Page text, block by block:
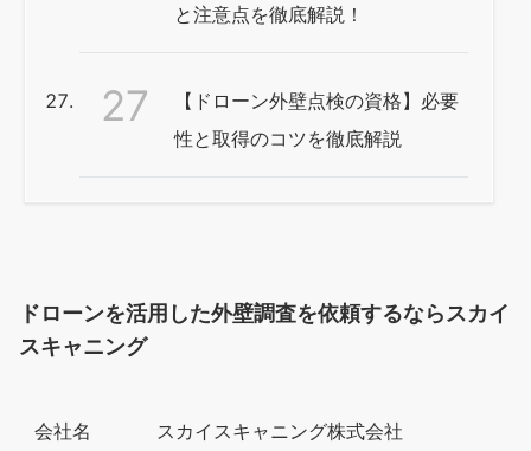
と注意点を徹底解説！
【ドローン外壁点検の資格】必要
性と取得のコツを徹底解説
ドローンを活用した外壁調査を依頼するならスカイ
スキャニング
会社名 スカイスキャニング株式会社